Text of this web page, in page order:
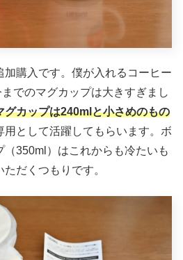
加購入です。僕が入れるコーヒー
でのマグカップは大きすぎまし
グカップは240mlと小さめのもの
用として活躍してもらいます。ボ
（350ml）はこれからも冷たいも
だくつもりです。